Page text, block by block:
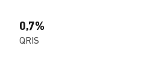
0,7%
QRIS